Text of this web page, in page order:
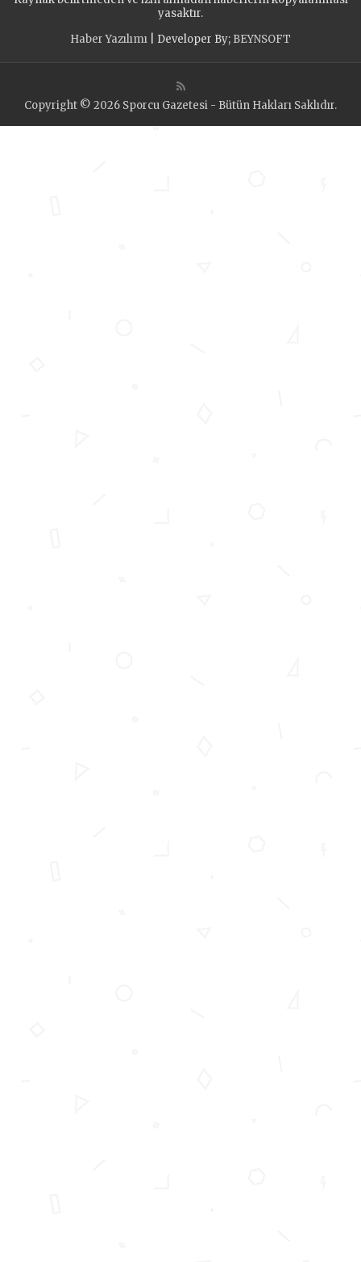
yasaktır.
Haber Yazılımı | Developer By; BEYNSOFT
Copyright © 2026 Sporcu Gazetesi - Bütün Hakları Saklıdır.